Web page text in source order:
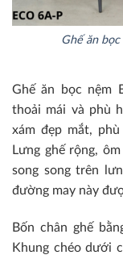
Ghế ăn
Ghế ăn bọc nệm
thoải mái và phù
xám đẹp mắt,
Lưng ghế rộng,
song song trên
đường may này
Bốn chân ghế
Khung chéo dưới